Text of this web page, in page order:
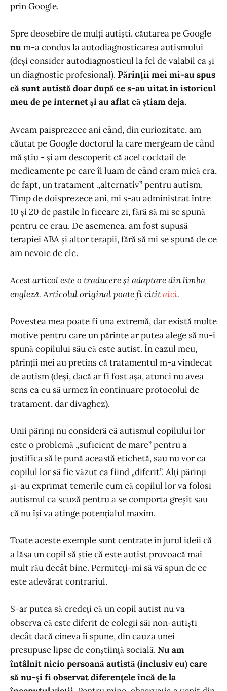
prin Google.
Spre deosebire de mulți autiști, căutarea pe Google
nu m-a condus la autodiagnosticarea autismului
(deși consider autodiagnosticul la fel de valabil ca și
un diagnostic profesional). Părinții mei mi-au spus
că sunt autistă doar după ce s-au uitat în istoricul
meu de pe internet și au aflat că știam deja.
Aveam paisprezece ani când, din curiozitate, am
căutat pe Google doctorul la care mergeam de când
mă știu - și am descoperit că acel cocktail de
medicamente pe care îl luam de când eram mică era,
de fapt, un tratament „alternativ” pentru autism.
Timp de doisprezece ani, mi s-au administrat între
10 și 20 de pastile în fiecare zi, fără să mi se spună
pentru ce erau. De asemenea, am fost supusă
terapiei ABA și altor terapii, fără să mi se spună de ce
am nevoie de ele.
Acest articol este o traducere și adaptare din limba
engleză. Articolul original poate fi cititaici.
Povestea mea poate fi una extremă, dar există multe
motive pentru care un părinte ar putea alege să nu-i
spună copilului său că este autist. În cazul meu,
părinții mei au pretins că tratamentul m-a vindecat
de autism (deși, dacă ar fi fost așa, atunci nu avea
sens ca eu să urmez în continuare protocolul de
tratament, dar divaghez).
Unii părinți nu consideră că autismul copilului lor
este o problemă „suficient de mare” pentru a
justifica să le pună această etichetă, sau nu vor ca
copilul lor să fie văzut ca fiind „diferit”. Alți părinți
și-au exprimat temerile cum că copilul lor va folosi
autismul ca scuză pentru a se comporta greșit sau
că nu își va atinge potențialul maxim.
Toate aceste exemple sunt centrate în jurul ideii că
a lăsa un copil să știe că este autist provoacă mai
mult rău decât bine. Permiteți-mi să vă spun de ce
este adevărat contrariul.
S-ar putea să credeți că un copil autist nu va
observa că este diferit de colegii săi non-autiști
decât dacă cineva îi spune, din cauza unei
presupuse lipse de conștiință socială. Nu am
întâlnit nicio persoană autistă (inclusiv eu) care
să nu-și fi observat diferențele încă de la